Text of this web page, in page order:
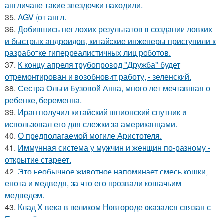
англичане такие звездочки находили.
35. AGV (от англ.
36. Добившись неплохих результатов в создании ловких
и быстрых андроидов, китайские инженеры приступили к
разработке гиперреалистичных лиц роботов.
37. К концу апреля трубопровод "Дружба" будет
отремонтирован и возобновит работу, - зеленский.
38. Сестра Ольги Бузовой Анна, много лет мечтавшая о
ребенке, беременна.
39. Иран получил китайский шпионский спутник и
использовал его для слежки за американцами.
40. О предполагаемой могиле Аристотеля.
41. Иммунная система у мужчин и женщин по-разному -
открытие стареет.
42. Это необычное животное напоминает смесь кошки,
енота и медведя, за что его прозвали кошачьим
медведем.
43. Клад X века в великом Новгороде оказался связан с